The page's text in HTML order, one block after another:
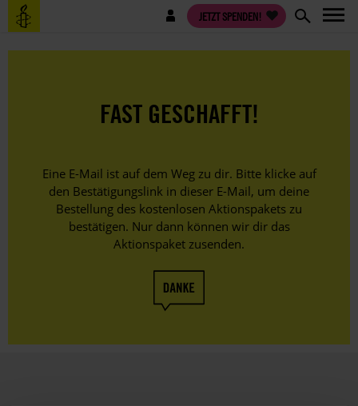
Direkt
zum
Benutzermenü JETZT SPENDEN!
FAST GESCHAFFT!
Eine E-Mail ist auf dem Weg zu dir. Bitte klicke auf
den Bestätigungslink in dieser E-Mail, um deine
Bestellung des kostenlosen Aktionspakets zu
bestätigen. Nur dann können wir dir das
Aktionspaket zusenden.